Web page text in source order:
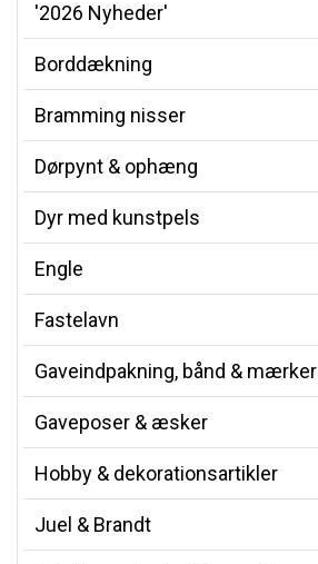
'2026 Nyheder'
Borddækning
Bramming nisser
Dørpynt & ophæng
Dyr med kunstpels
Engle
Fastelavn
Gaveindpakning, bånd & mærker
Gaveposer & æsker
Hobby & dekorationsartikler
Juel & Brandt